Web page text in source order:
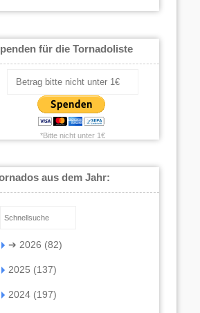
für die Tornadoliste
*Bitte nicht unter 1€
aus dem Jahr:
➔ 2026 (82)
2025 (137)
2024 (197)